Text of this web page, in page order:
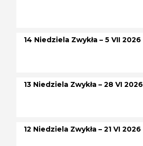
14 Niedziela Zwykła – 5 VII 2026
13 Niedziela Zwykła – 28 VI 2026
12 Niedziela Zwykła – 21 VI 2026